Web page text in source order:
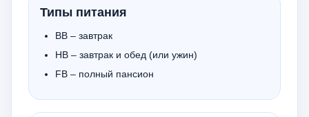
Типы питания
BB – завтрак
HB – завтрак и обед (или ужин)
FB – полный пансион